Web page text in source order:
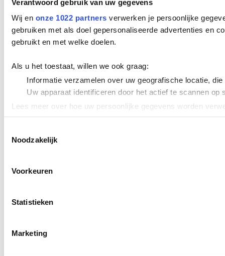
Verantwoord gebruik van uw gegevens
Wij en onze 1022 partners verwerken je persoonlijke
gebruiken met als doel gepersonaliseerde advertenties en
gebruikt en met welke doelen.
Als u het toestaat, willen we ook graag:
Informatie verzamelen over uw geografische locatie,
Uw apparaat identificeren door het actief te scannen op
Lees meer over hoe uw persoonlijke gegevens worden
We gebruiken cookies om content en advertenties te
verstrekt of die ze hebben verzameld op basis van uw
Noodzakelijk
Voorkeuren
Statistieken
Marketing